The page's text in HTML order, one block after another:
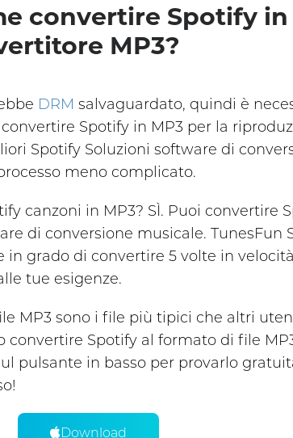
convertire Spotify
MP3?
DRM salvaguardato, quindi è
Spotify in MP3 per la
Spotify Soluzioni software di
meno complicato.
canzoni in MP3? SÌ. Puoi convertire
di conversione musicale. TunesFun
in grado di convertire 5 volte in
tue esigenze.
MP3 sono i file più tipici che altri
convertire Spotify al formato di file
pulsante in basso per provarlo
Download